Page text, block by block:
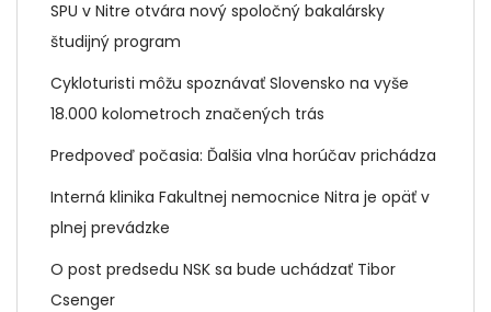
SPU v Nitre otvára nový spoločný bakalársky
študijný program
Cykloturisti môžu spoznávať Slovensko na vyše
18.000 kolometroch značených trás
Predpoveď počasia: Ďalšia vlna horúčav prichádza
Interná klinika Fakultnej nemocnice Nitra je opäť v
plnej prevádzke
O post predsedu NSK sa bude uchádzať Tibor
Csenger